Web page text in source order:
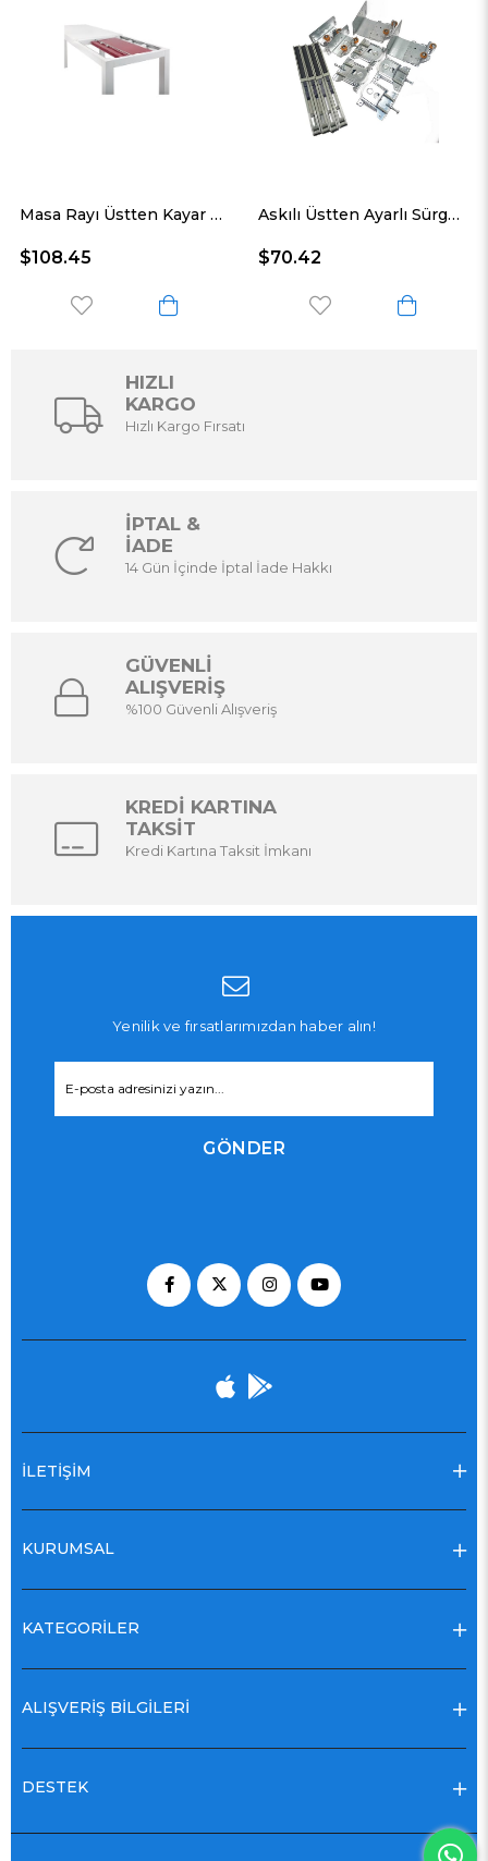
Masa Rayı Üstten Kayar Sistem 120 Cm
$108.45
Askılı Üstten Ayarlı Sürgü Sistemi 2 Kapaklık
$70.42
HIZLI
KARGO
Hızlı Kargo Fırsatı
İPTAL &
İADE
14 Gün İçinde İptal İade Hakkı
GÜVENLİ
ALIŞVERİŞ
%100 Güvenli Alışveriş
KREDİ KARTINA
TAKSİT
Kredi Kartına Taksit İmkanı
Yenilik ve fırsatlarımızdan haber alın!
GÖNDER
İLETİŞİM
KURUMSAL
KATEGORİLER
ALIŞVERİŞ BİLGİLERİ
DESTEK